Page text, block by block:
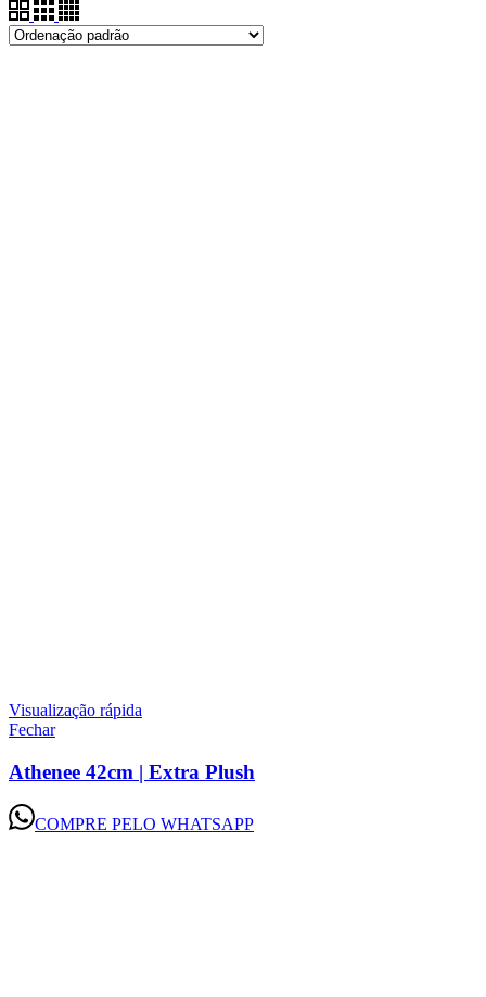
Visualização rápida
Fechar
Athenee 42cm | Extra Plush
COMPRE PELO WHATSAPP